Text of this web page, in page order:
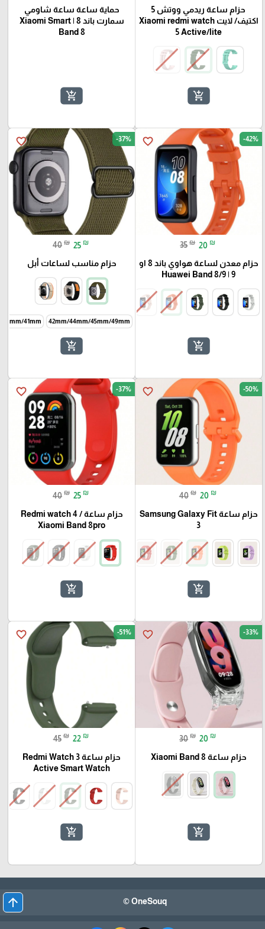
حزام ساعة ريدمي ووتش 5
اكتيف/ لايت Xiaomi redmi watch
5 Active/lite
add_shopping_cart
حماية ساعة ساعة شاومي
سمارت باند 8 | Xiaomi Smart
Band 8
add_shopping_cart
favorite_border -42%
35 ₪ 20 ₪
حزام معدن لساعة هواوي باند 8 او
9 | Huawei Band 8/9
add_shopping_cart
favorite_border -37%
40 ₪ 25 ₪
حزام مناسب لساعات أبل
42mm/44mm/45mm/49mm
40mm/41mm
add_shopping_cart
favorite_border -50%
40 ₪ 20 ₪
حزام ساعة Samsung Galaxy Fit
3
add_shopping_cart
favorite_border -37%
40 ₪ 25 ₪
حزام ساعة Redmi watch 4 /
Xiaomi Band 8pro
add_shopping_cart
favorite_border -33%
30 ₪ 20 ₪
حزام ساعة Xiaomi Band 8
add_shopping_cart
favorite_border -51%
45 ₪ 22 ₪
حزام ساعة Redmi Watch 3
Active Smart Watch
add_shopping_cart
OneSouq ©
arrow_upward